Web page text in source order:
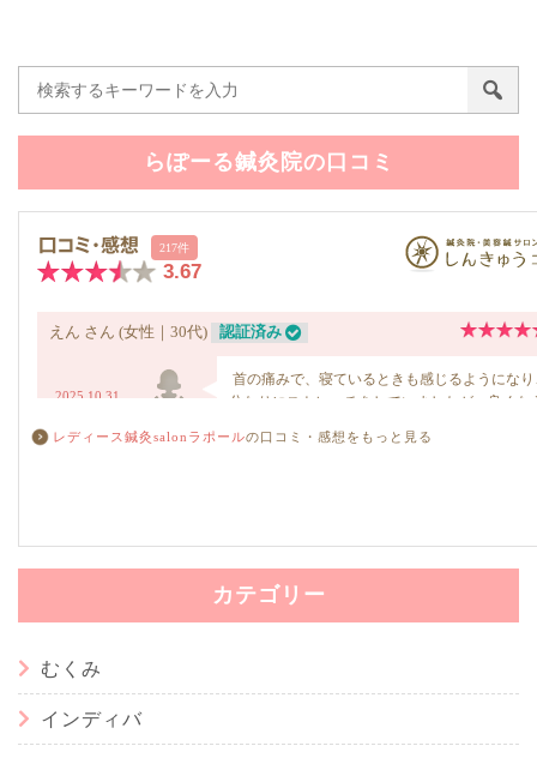
らぽーる鍼灸院の口コミ
レディース鍼灸salonラポールの口コミ・感想をもっと見る
カテゴリー
むくみ
インディバ